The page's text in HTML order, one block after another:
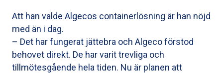
Att han valde Algecos containerlösning är han nöjd
med än i dag.
– Det har fungerat jättebra och Algeco förstod
behovet direkt. De har varit trevliga och
tillmötesgående hela tiden. Nu är planen att